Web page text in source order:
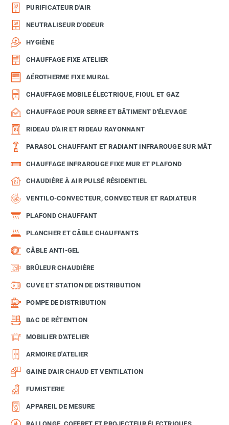
PURIFICATEUR D'AIR
NEUTRALISEUR D'ODEUR
HYGIÈNE
CHAUFFAGE FIXE ATELIER
AÉROTHERME FIXE MURAL
CHAUFFAGE MOBILE ÉLECTRIQUE, FIOUL ET GAZ
CHAUFFAGE POUR SERRE ET BÂTIMENT D'ÉLEVAGE
RIDEAU D'AIR ET RIDEAU RAYONNANT
PARASOL CHAUFFANT ET RADIANT INFRAROUGE SUR MÂT
CHAUFFAGE INFRAROUGE FIXE MUR ET PLAFOND
CHAUDIÈRE À AIR PULSÉ RÉSIDENTIEL
VENTILO-CONVECTEUR, CONVECTEUR ET RADIATEUR
PLAFOND CHAUFFANT
PLANCHER ET CÂBLE CHAUFFANTS
CÂBLE ANTI-GEL
BRÛLEUR CHAUDIÈRE
CUVE ET STATION DE DISTRIBUTION
POMPE DE DISTRIBUTION
BAC DE RÉTENTION
MOBILIER D'ATELIER
ARMOIRE D'ATELIER
GAINE D'AIR CHAUD ET VENTILATION
FUMISTERIE
APPAREIL DE MESURE